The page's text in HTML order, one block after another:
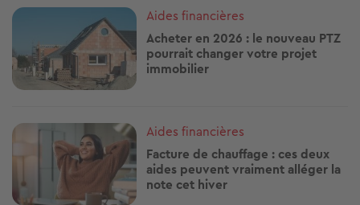
Image
Aides financières
Acheter en 2026 : le nouveau PTZ
pourrait changer votre projet
immobilier
Image
Aides financières
Facture de chauffage : ces deux
aides peuvent vraiment alléger la
note cet hiver